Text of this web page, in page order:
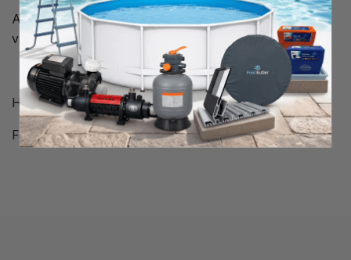
Axeltätning med gavel poolpump Hayward Max-Flo II
vanligt förekommande i pool hos Folkpool.
Hayward artikelnummer: SPX2700GS
Folkpool artikelnummer: 2607122